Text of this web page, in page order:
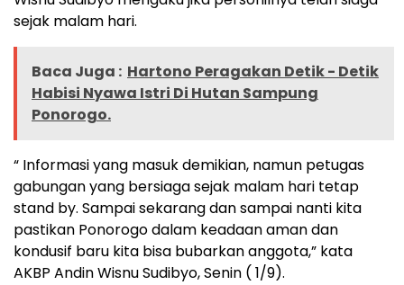
sejak malam hari.
Baca Juga : Hartono Peragakan Detik - Detik
Habisi Nyawa Istri Di Hutan Sampung
Ponorogo.
“ Informasi yang masuk demikian, namun petugas
gabungan yang bersiaga sejak malam hari tetap
stand by. Sampai sekarang dan sampai nanti kita
pastikan Ponorogo dalam keadaan aman dan
kondusif baru kita bisa bubarkan anggota,” kata
AKBP Andin Wisnu Sudibyo, Senin ( 1/9).